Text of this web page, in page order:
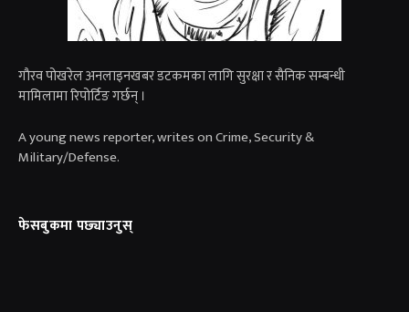
गाैरव पोखरेल अनलाइनखबर डटकमका लागि सुरक्षा र सैनिक सम्बन्धी
मामिलामा रिपोर्टिङ गर्छन् ।
A young news reporter, writes on Crime, Security &
Military/Defense.
फेसबुकमा पछ्याउनुस्